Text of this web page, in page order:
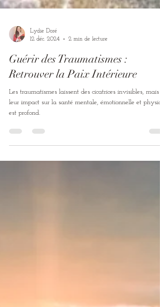
12 déc. 2024
2 min de lecture
Guérir des Traumatismes :
Retrouver la Paix Intérieure
Les traumatismes laissent des cicatrices invisibles, mais
est profond.